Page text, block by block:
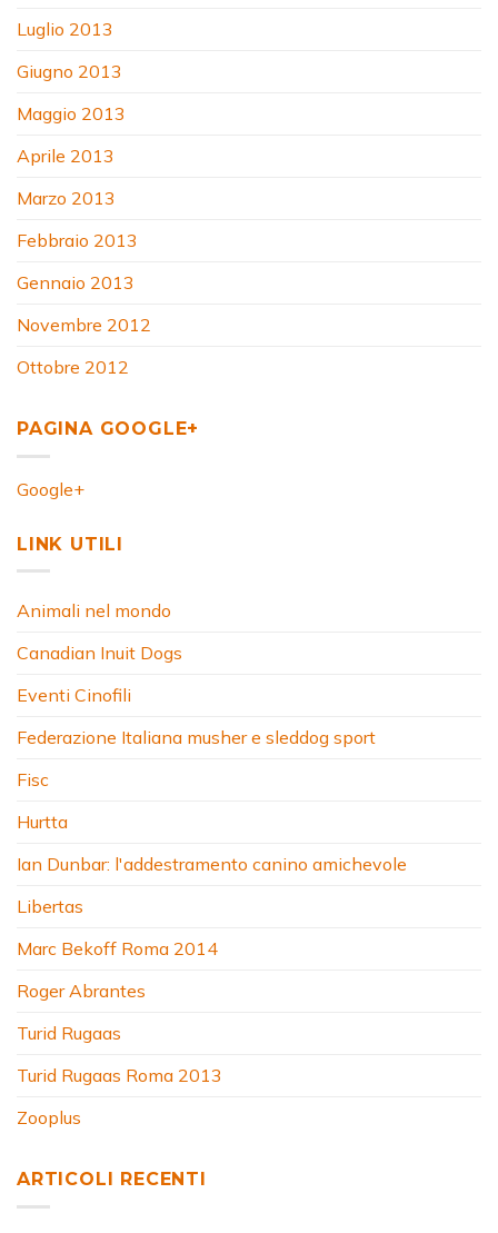
Luglio 2013
Giugno 2013
Maggio 2013
Aprile 2013
Marzo 2013
Febbraio 2013
Gennaio 2013
Novembre 2012
Ottobre 2012
PAGINA GOOGLE+
Google+
LINK UTILI
Animali nel mondo
Canadian Inuit Dogs
Eventi Cinofili
Federazione Italiana musher e sleddog sport
Fisc
Hurtta
Ian Dunbar: l'addestramento canino amichevole
Libertas
Marc Bekoff Roma 2014
Roger Abrantes
Turid Rugaas
Turid Rugaas Roma 2013
Zooplus
ARTICOLI RECENTI